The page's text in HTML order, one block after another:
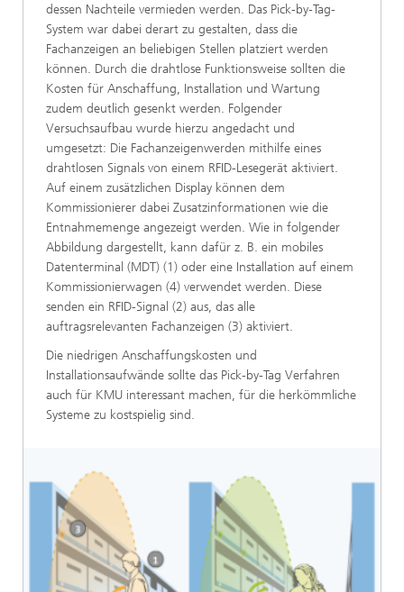
dessen Nachteile vermieden werden. Das Pick-by-Tag-
System war dabei derart zu gestalten, dass die
Fachanzeigen an beliebigen Stellen platziert werden
können. Durch die drahtlose Funktionsweise sollten die
Kosten für Anschaffung, Installation und Wartung
zudem deutlich gesenkt werden. Folgender
Versuchsaufbau wurde hierzu angedacht und
umgesetzt: Die Fachanzeigenwerden mithilfe eines
drahtlosen Signals von einem RFID-Lesegerät aktiviert.
Auf einem zusätzlichen Display können dem
Kommissionierer dabei Zusatzinformationen wie die
Entnahmemenge angezeigt werden. Wie in folgender
Abbildung dargestellt, kann dafür z. B. ein mobiles
Datenterminal (MDT) (1) oder eine Installation auf einem
Kommissionierwagen (4) verwendet werden. Diese
senden ein RFID-Signal (2) aus, das alle
auftragsrelevanten Fachanzeigen (3) aktiviert.
Die niedrigen Anschaffungskosten und
Installationsaufwände sollte das Pick-by-Tag Verfahren
auch für KMU interessant machen, für die herkömmliche
Systeme zu kostspielig sind.